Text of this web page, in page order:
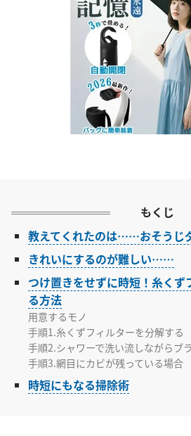
もくじ
教えてくれたのは……おそうじ
きれいにするのが難しい……
つけ置きをせずに時短！糸くず
る方法
用意するモノ
手順1.糸くずフィルターを分解する
手順2.シャワーで洗い流しながらブ
手順3.網目にカビが残っている場合
時短にもなる掃除術